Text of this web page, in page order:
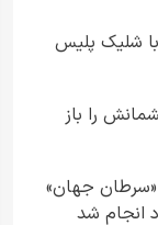
شلیک پلیس
را باز
«سرطان جهان»
انجام شد